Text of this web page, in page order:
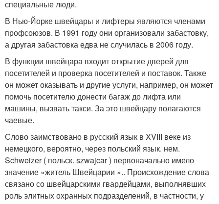
специальные люди.
В Нью-Йорке швейцары и лифтеры являются членами
профсоюзов. В 1991 году они организовали забастовку,
а другая забастовка едва не случилась в 2006 году.
В функции швейцара входит открытие дверей для
посетителей и проверка посетителей и поставок. Также
он может оказывать и другие услуги, например, он может
помочь посетителю донести багаж до лифта или
машины, вызвать такси. За это швейцару полагаются
чаевые.
Слово заимствовано в русский язык в XVIII веке из
немецкого, вероятно, через польский язык. нем.
Schweizer ( польск. szwajcar ) первоначально имело
значение «житель Швейцарии ».. Происхождение слова
связано со швейцарскими гвардейцами, выполнявших
роль элитных охранных подразделений, в частности, у